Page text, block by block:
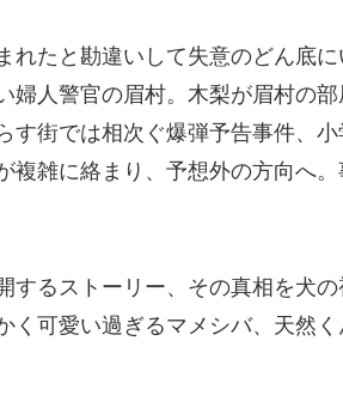
れたと勘違いして失意のどん底
婦人警官の眉村。木梨が眉村の
す街では相次ぐ爆弾予告事件、
複雑に絡まり、予想外の方向へ
するストーリー、その真相を犬
く可愛い過ぎるマメシバ、天然